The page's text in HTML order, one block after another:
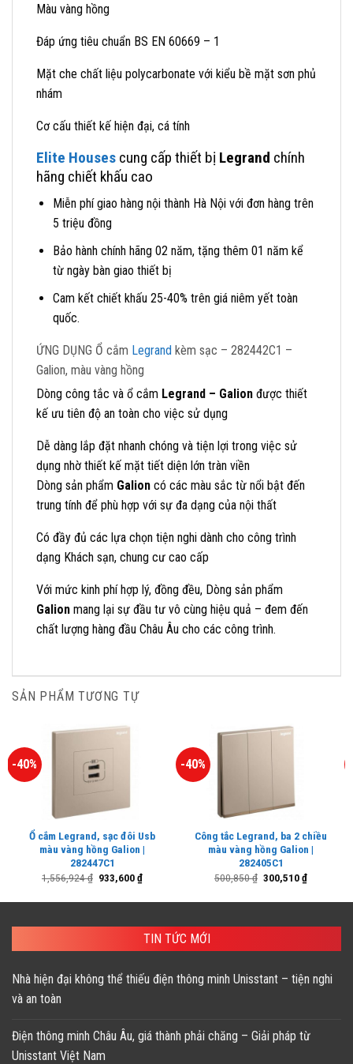
Màu vàng hồng
Đáp ứng tiêu chuẩn BS EN 60669 – 1
Mặt che chất liệu polycarbonate với kiểu bề mặt sơn phủ
nhám
Cơ cấu thiết kế hiện đại, cá tính
Elite Houses cung cấp thiết bị Legrand chính
hãng chiết khấu cao
Miễn phí giao hàng nội thành Hà Nội với đơn hàng trên
5 triệu đồng
Bảo hành chính hãng 02 năm, tặng thêm 01 năm kể
từ ngày bàn giao thiết bị
Cam kết chiết khấu 25-40% trên giá niêm yết toàn
quốc.
ỨNG DỤNG Ổ cắm Legrand kèm sạc – 282442C1 –
Galion, màu vàng hồng
Dòng công tắc và ổ cắm Legrand – Galion được thiết
kế ưu tiên độ an toàn cho việc sử dụng
Dễ dàng lắp đặt nhanh chóng và tiện lợi trong việc sử
dụng nhờ thiết kế mặt tiết diện lớn tràn viền
Dòng sản phẩm Galion có các màu sắc từ nổi bật đến
trung tính để phù hợp với sự đa dạng của nội thất
Có đầy đủ các lựa chọn tiện nghi dành cho công trình
dạng Khách sạn, chung cư cao cấp
Với mức kinh phí hợp lý, đồng đều, Dòng sản phẩm
Galion mang lại sự đầu tư vô cùng hiệu quả – đem đến
chất lượng hàng đầu Châu Âu cho các công trình.
SẢN PHẨM TƯƠNG TỰ
-40%
Ổ cắm Legrand, sạc đôi Usb
màu vàng hồng Galion |
282447C1
1,556,924₫ Giá
933,600₫Giá
-40%
Công tắc Legrand, ba 2 chiều
màu vàng hồng Galion |
282405C1
500,850₫ Giá
300,510₫Giá
TIN TỨC MỚI
Nhà hiện đại không thể thiếu điện thông minh Unisstant – tiện nghi
và an toàn
Điện thông minh Châu Âu, giá thành phải chăng – Giải pháp từ
Unisstant Việt Nam